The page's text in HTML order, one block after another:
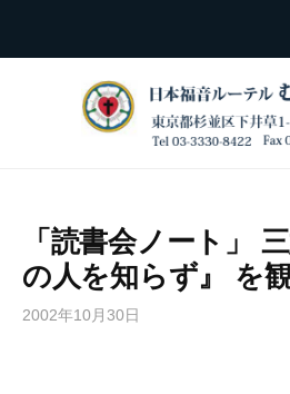
「読書会ノート」
の人を知らず』 を
2002年10月30日